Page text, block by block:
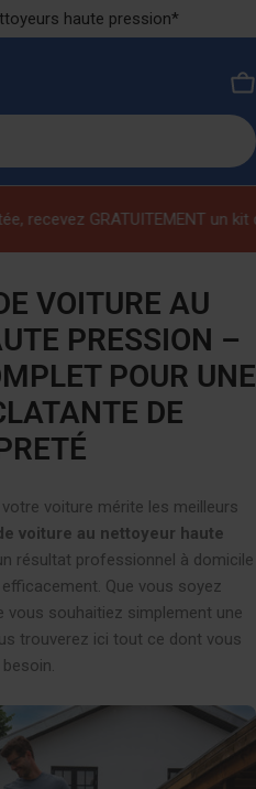
haute pression*
GRATUITEMENT un kit
VOITURE AU
PRESSION –
POUR UNE
DE
voiture mérite les meilleurs
voiture au nettoyeur haute
résultat professionnel à domicile
Que vous soyez
vous souhaitiez simplement une
trouverez ici tout ce dont vous